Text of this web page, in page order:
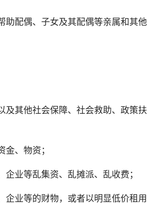
配偶、子女及其配偶等亲属和其
其他社会保障、社会救助、政策扶
、物资；
业等乱集资、乱摊派、乱收费；
业等的财物，或者以明显低价租用